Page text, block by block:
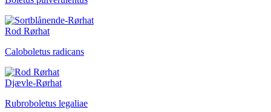
Rod Rørhat
Caloboletus radicans
Djævle-Rørhat
Rubroboletus legaliae